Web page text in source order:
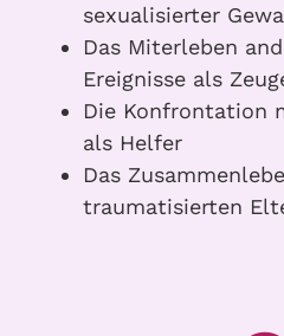
sexualisierter
Das Miterleben
Ereignisse als
Die Konfrontation
als Helfer
Das
traumatisierten